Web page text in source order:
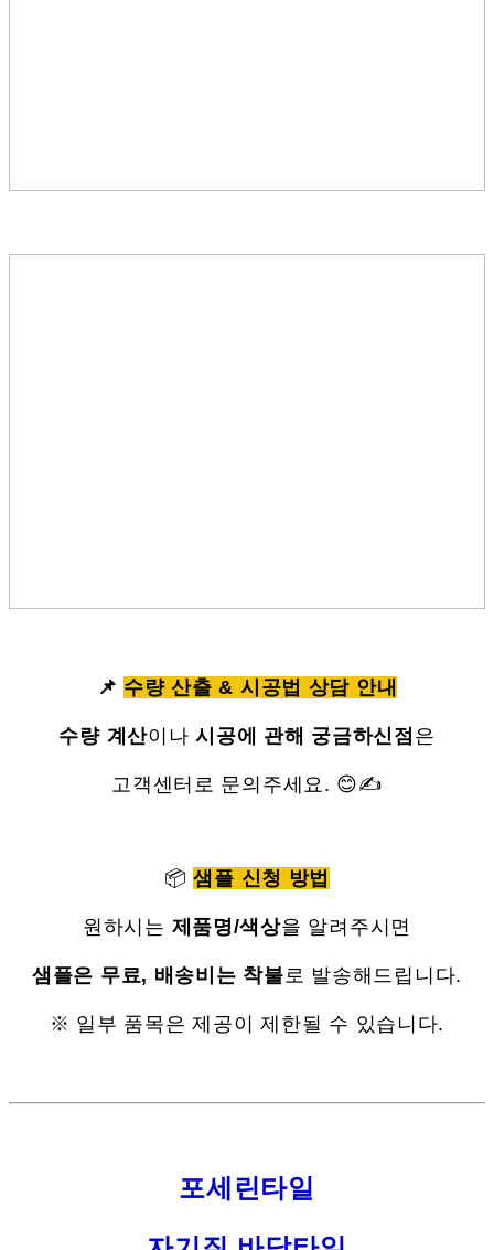
📌 수량 산출 & 시공법 상담 안내
수량 계산이나시공에 관해 궁금하신점 은
고객센터로 문의주세요. 😊✍
📦샘플 신청 방법
원하시는 제품명/색상을 알려주시면
샘플은 무료, 배송비는 착불로 발송해드립니다.
※ 일부 품목은 제공이 제한될 수 있습니다.
포세린타일